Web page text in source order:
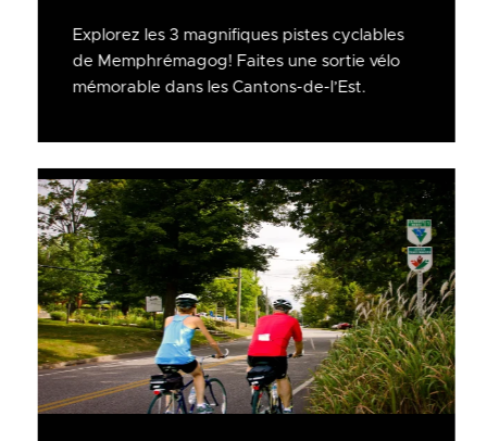
Explorez les 3 magnifiques pistes cyclables
de Memphrémagog! Faites une sortie vélo
mémorable dans les Cantons-de-l’Est.